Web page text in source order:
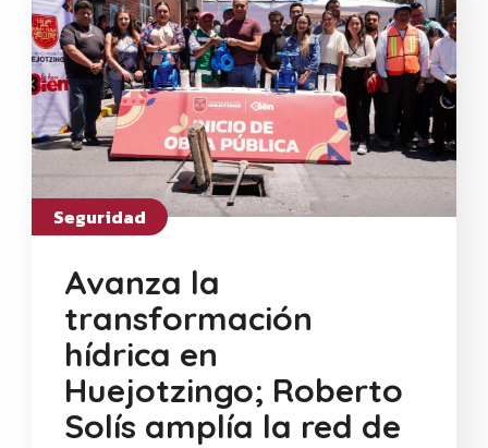
Seguridad
Avanza la
transformación
hídrica en
Huejotzingo; Roberto
Solís amplía la red de